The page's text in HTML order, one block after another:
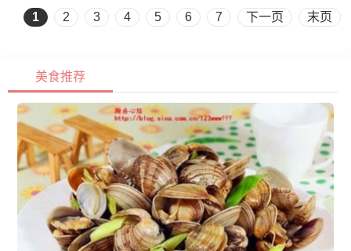
1 2 3 4 5 6 7 下一页 末页
美食推荐